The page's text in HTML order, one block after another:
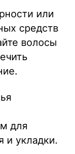
или
средств
волосы
для
и укладки.